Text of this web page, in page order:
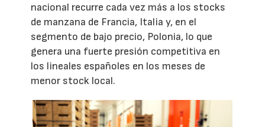
nacional recurre cada vez más a los stocks
de manzana de Francia, Italia y, en el
segmento de bajo precio, Polonia, lo que
genera una fuerte presión competitiva en
los lineales españoles en los meses de
menor stock local.